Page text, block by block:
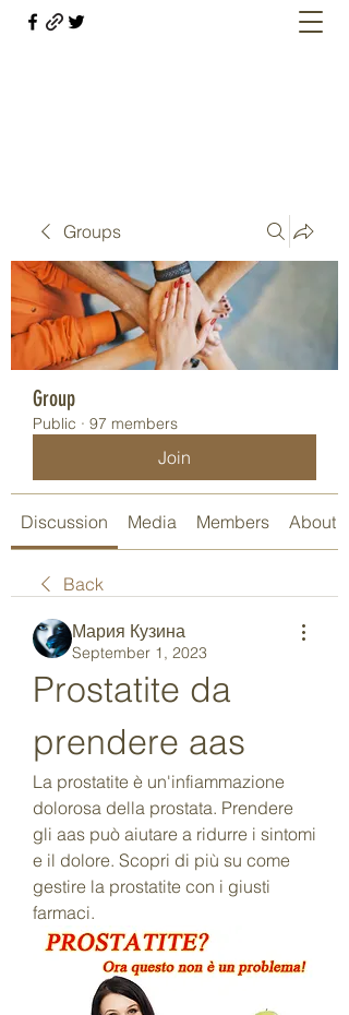
Groups
Group
Public · 97 members
Join
Discussion Media Members About
Back
Мария Кузина
September 1, 2023
Prostatite da
prendere aas
La prostatite è un'infiammazione
dolorosa della prostata. Prendere
gli aas può aiutare a ridurre i sintomi
e il dolore. Scopri di più su come
gestire la prostatite con i giusti
farmaci.